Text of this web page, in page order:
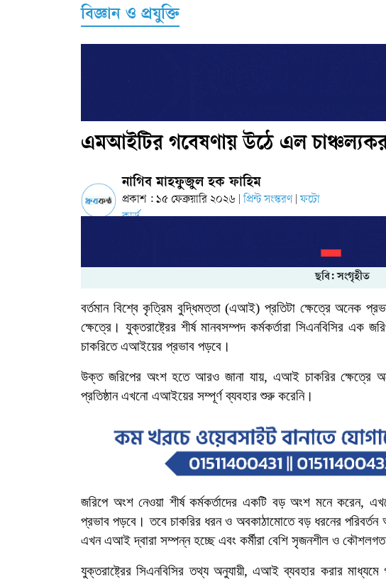
বিজ্ঞান ও প্রযুক্তি
এমআইটির গবেষণায় উঠে এল
নাগিব মাহফুজুল হক ফাহিম
প্রকাশ : ১৫ ফেব্রুয়ারি ২০২৬ প্রিন্ট সংস্করণ ফটো
কার্ড
ছবি: সংগৃহীত
বর্তমান বিশ্বেকৃত্রিম বুদ্ধিমত্তা (এআই) প্রতিটা ক্ষেত্রে অনেক
ক্ষেত্রে। যুক্তরাষ্ট্রের শীর্ষ মানবসম্পদ কর্মকর্তারা সিএনবিসির এক
চাকরিতে এআইয়ের প্রভাব পড়বে।
উক্ত জরিপের অংশ হতে আরও জানা যায়, এআই চাকরিরক্ষেত্রে
প্রতিষ্ঠান এখনো এআইয়ের সম্পূর্ণ ব্যবহার শুরু করেনি।
জরিপে অংশ নেওয়া শীর্ষ কর্মকর্তাদের একটি বড় অংশ মনে করেন,
প্রভাব পড়বে। তবে চাকরির ধরন ও অবকাঠামোতে বড় ধরনের
এখন এআই দ্বারা সম্পন্ন হচ্ছে এবং কর্মীরা বেশি সৃজনশীল ও
যুক্তরাষ্ট্রের সিএনবিসির তথ্য অনুযায়ী, এআই ব্যবহার করার